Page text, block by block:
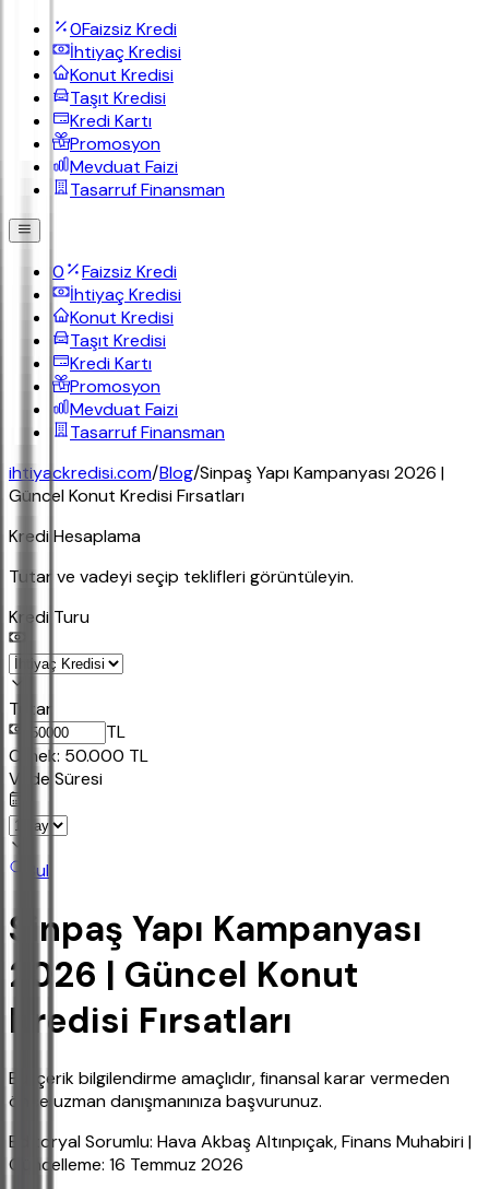
0Faizsiz Kredi
İhtiyaç Kredisi
Konut Kredisi
Taşıt Kredisi
Kredi Kartı
Promosyon
Mevduat Faizi
Tasarruf Finansman
0
Faizsiz Kredi
İhtiyaç Kredisi
Konut Kredisi
Taşıt Kredisi
Kredi Kartı
Promosyon
Mevduat Faizi
Tasarruf Finansman
ihtiyackredisi.com/Blog/Sinpaş Yapı Kampanyası 2026 |
Güncel Konut Kredisi Fırsatları
Kredi Hesaplama
Tutar ve vadeyi seçip teklifleri görüntüleyin.
Kredi Turu
Tutar
TL
Ornek: 50.000 TL
Vade Süresi
Bul
Sinpaş Yapı Kampanyası
2026 | Güncel Konut
Kredisi Fırsatları
Bu içerik bilgilendirme amaçlıdır, finansal karar vermeden
önce uzman danışmanınıza başvurunuz.
Editoryal Sorumlu: Hava Akbaş Altınpıçak, Finans Muhabiri |
Güncelleme: 16 Temmuz 2026